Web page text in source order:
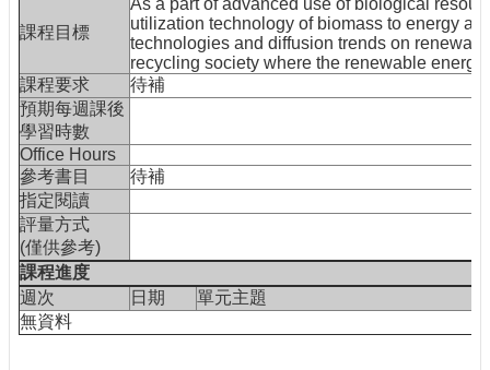
資
視
訊
工
具
申
請
表
單
聯
絡
課程目標
As a part of advanced use of biological
utilization technology of biomass to energy
technologies and diffusion trends on
recycling society where the renewable
課程要求
待補
預期每週課後
學習時數
Office Hours
參考書目
待補
指定閱讀
評量方式
(僅供參考)
課程進度
週次
日期
單元主題
無資料